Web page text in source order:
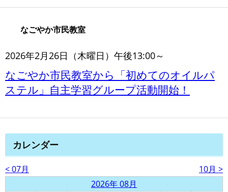
なごやか市民教室
2026年2月26日（木曜日）午後13:00～
なごやか市民教室から「初めてのオイルパ
ステル」自主学習グループ活動開始！
カレンダー
< 07月
10月 >
2026年 08月